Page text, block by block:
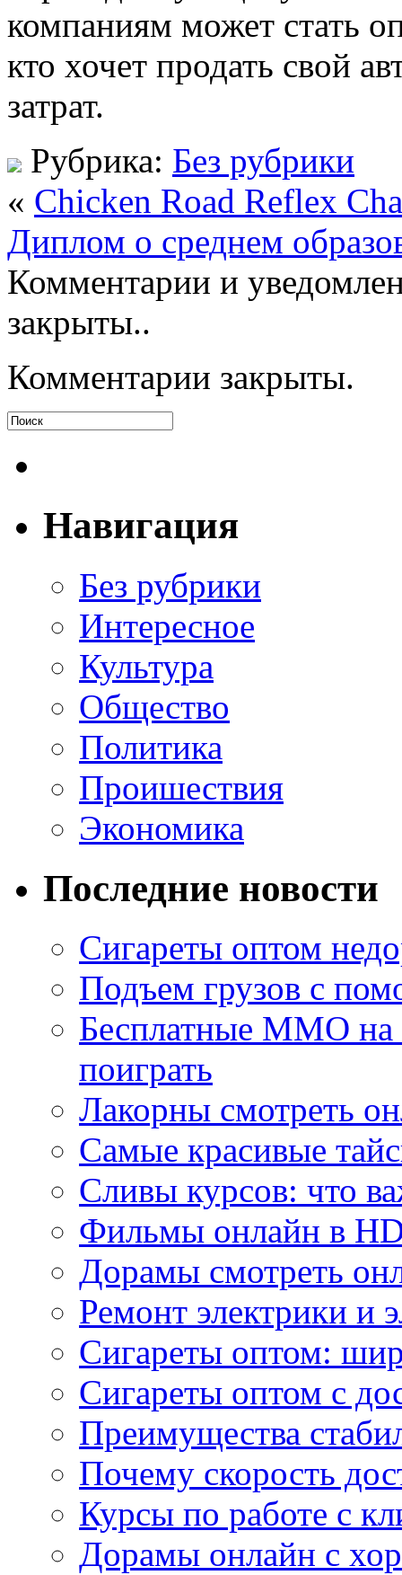
компаниям может стать
кто хочет продать свой
затрат.
Рубрика: Без рубрики
« Chicken Road Reflex
Диплом о среднем
Комментарии и
закрыты..
Комментарии закрыты.
Навигация
Без рубрики
Интересное
Культура
Общество
Политика
Проишествия
Экономика
Последние новости
Сигареты оптом
Подъем грузов с
Бесплатные MMO
поиграть
Лакорны смотреть
Самые красивые
Сливы курсов: что
Фильмы онлайн в
Дорамы смотреть
Ремонт электрики и
Сигареты оптом:
Сигареты оптом с
Преимущества
Почему скорость
Курсы по работе с
Дорамы онлайн с